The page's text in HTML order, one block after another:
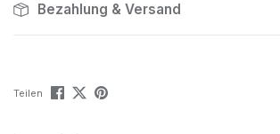
Bezahlung & Versand
Teilen